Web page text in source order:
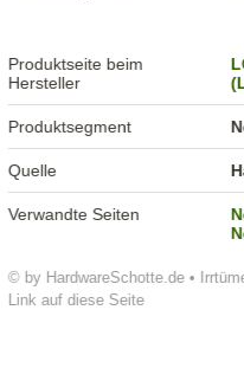
© by HardwareSchotte.de •
Link auf diese Seite
Produktseite beim
Hersteller
Produktsegment
Quelle
Verwandte Seiten